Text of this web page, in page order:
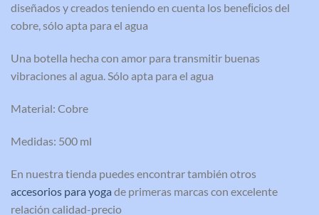
diseñados y creados teniendo en cuenta los beneﬁcios del
cobre, sólo apta para el agua
Una botella hecha con amor para transmitir buenas
vibraciones al agua. Sólo apta para el agua
Material: Cobre
Medidas: 500 ml
En nuestra tienda puedes encontrar también otros
accesorios para yoga de primeras marcas con excelente
relación calidad-precio